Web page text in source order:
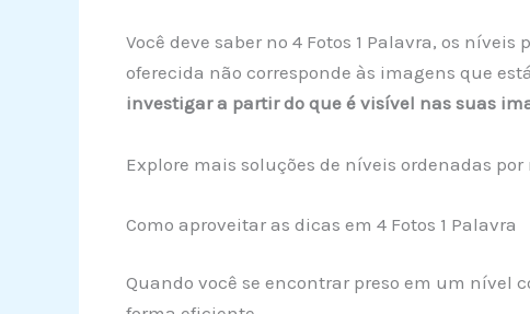
Você deve saber no 4 Fotos 1 Palavra, os
oferecida não corresponde às imagens que
investigar a partir do que é visível nas suas
Explore mais soluções de níveis ordenadas
Como aproveitar as dicas em 4 Fotos 1 Palavra
Quando você se encontrar preso em um nível